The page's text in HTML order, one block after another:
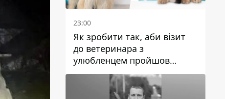
23:00
Як зробити так, аби візит
до ветеринара з
улюбленцем пройшов
спокійно: прості поради